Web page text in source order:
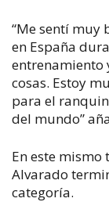
“Me sentí muy
en España
entrenamiento
cosas. Estoy
para el
del mundo”
En este mismo
Alvarado
categoría.